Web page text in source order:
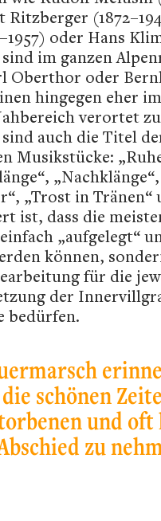
Ritzberger
oder Hans
im ganzen
Oberthor oder
hingegen eher im
verortet
auch die Titel
Musikstücke:
„Trost in Tränen“
ist, dass die
„aufgelegt“
können,
für die
der
bedürfen.
schönen
und
zu